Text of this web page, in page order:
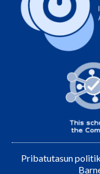
Pribatutasun